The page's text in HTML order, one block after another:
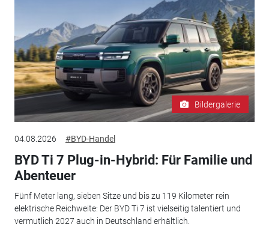
Bildergalerie
04.08.2026 #BYD-Handel
BYD Ti 7 Plug-in-Hybrid: Für Familie und
Abenteuer
Fünf Meter lang, sieben Sitze und bis zu 119 Kilometer rein
elektrische Reichweite: Der BYD Ti 7 ist vielseitig talentiert und
vermutlich 2027 auch in Deutschland erhältlich.